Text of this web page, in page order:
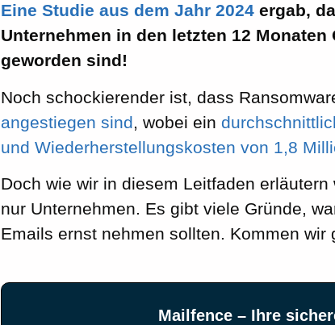
Eine Studie aus dem Jahr 2024ergab,
Unternehmen in den letzten 12
geworden sind!
Noch schockierender ist, dass
angestiegen sind, wobei ein
und Wiederherstellungskosten von 1,8
Doch wie wir in diesem Leitfaden
nur Unternehmen. Es gibt viele Gründe,
Emails ernst nehmen sollten. Kommen wir
Mailfence – Ihre